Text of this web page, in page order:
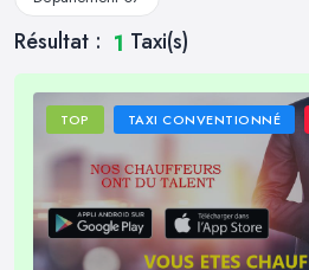
Résultat : 1 Taxi(s)
TOP TAXI CONVENTIONNÉ